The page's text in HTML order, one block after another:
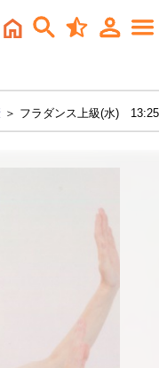
＞ フラダンス上級(水) 13:25